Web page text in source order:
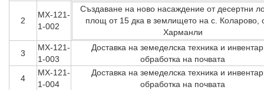
Профил на купувача
Фотогалерия
Контакти
2
МХ-121-
1-002
Създаване на ново насаждение от десертни
площ от 15 дка в землището на с. Коларово,
Харманли
3
МХ-121-
1-003
Доставка на земеделска техника и
обработка на почвата
4
МХ-121-
1-004
Доставка на земеделска техника и
обработка на почвата